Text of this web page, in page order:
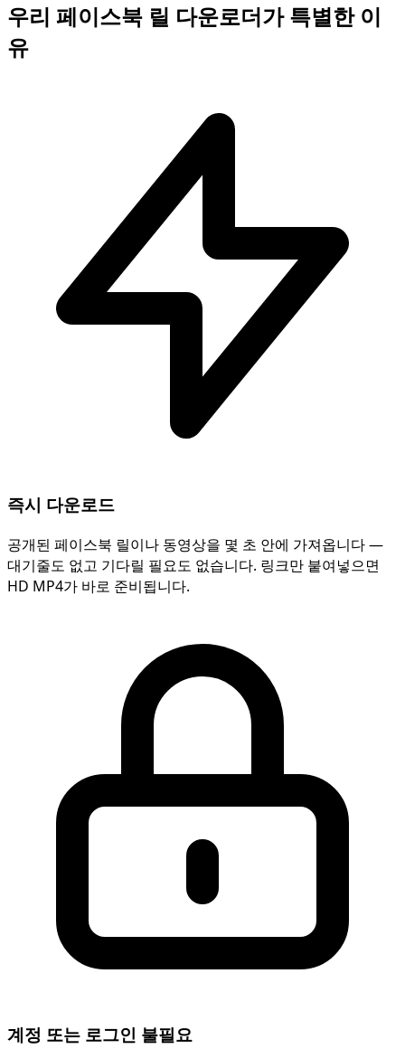
우리 페이스북 릴 다운로더가 특별한 이
유
즉시 다운로드
공개된 페이스북 릴이나 동영상을 몇 초 안에 가져옵니다 —
대기줄도 없고 기다릴 필요도 없습니다. 링크만 붙여넣으면
HD MP4가 바로 준비됩니다.
계정 또는 로그인 불필요